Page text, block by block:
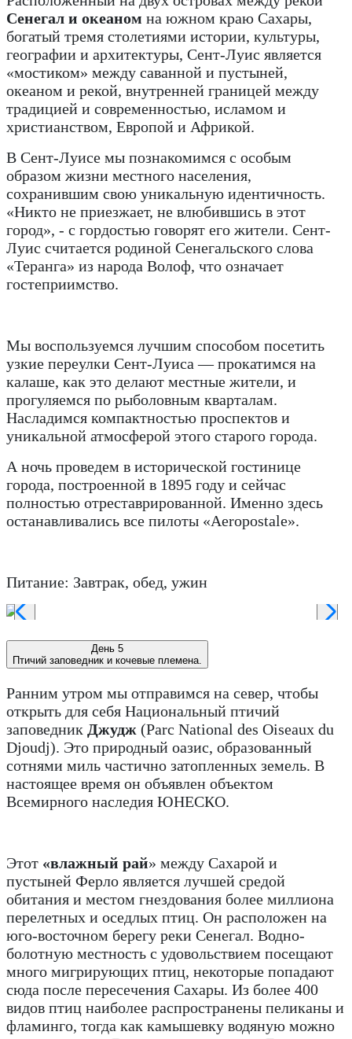
Сенегал и океаном на южном краю Сахары,
богатый тремя столетиями истории, культуры,
географии и архитектуры, Сент-Луис является
«мостиком» между саванной и пустыней,
океаном и рекой, внутренней границей между
традицией и современностью, исламом и
христианством, Европой и Африкой.
В Сент-Луисе мы познакомимся с особым
образом жизни местного населения,
сохранившим свою уникальную идентичность.
«Никто не приезжает, не влюбившись в этот
город», - с гордостью говорят его жители. Сент-
Луис считается родиной Сенегальского слова
«Теранга» из народа Волоф, что означает
гостеприимство.
Мы воспользуемся лучшим способом посетить
узкие переулки Сент-Луиса — прокатимся на
калаше, как это делают местные жители, и
прогуляемся по рыболовным кварталам.
Насладимся компактностью проспектов и
уникальной атмосферой этого старого города.
А ночь проведем в исторической гостинице
города, построенной в 1895 году и сейчас
полностью отреставрированной. Именно здесь
останавливались все пилоты «Aeropostale».
Питание: Завтрак, обед, ужин
День 5
Птичий заповедник и кочевые племена.
Ранним утром мы отправимся на север, чтобы
открыть для себя Национальный птичий
заповедник Джудж (Parc National des Oiseaux du
Djoudj). Это природный оазис, образованный
сотнями миль частично затопленных земель. В
настоящее время он объявлен объектом
Всемирного наследия ЮНЕСКО.
Этот «влажный рай» между Сахарой ​​и
пустыней Ферло является лучшей средой
обитания и местом гнездования более миллиона
перелетных и оседлых птиц. Он расположен на
юго-восточном берегу реки Сенегал. Водно-
болотную местность с удовольствием посещают
много мигрирующих птиц, некоторые попадают
сюда после пересечения Сахары. Из более 400
видов птиц наиболее распространены пеликаны и
фламинго, тогда как камышевку водяную можно